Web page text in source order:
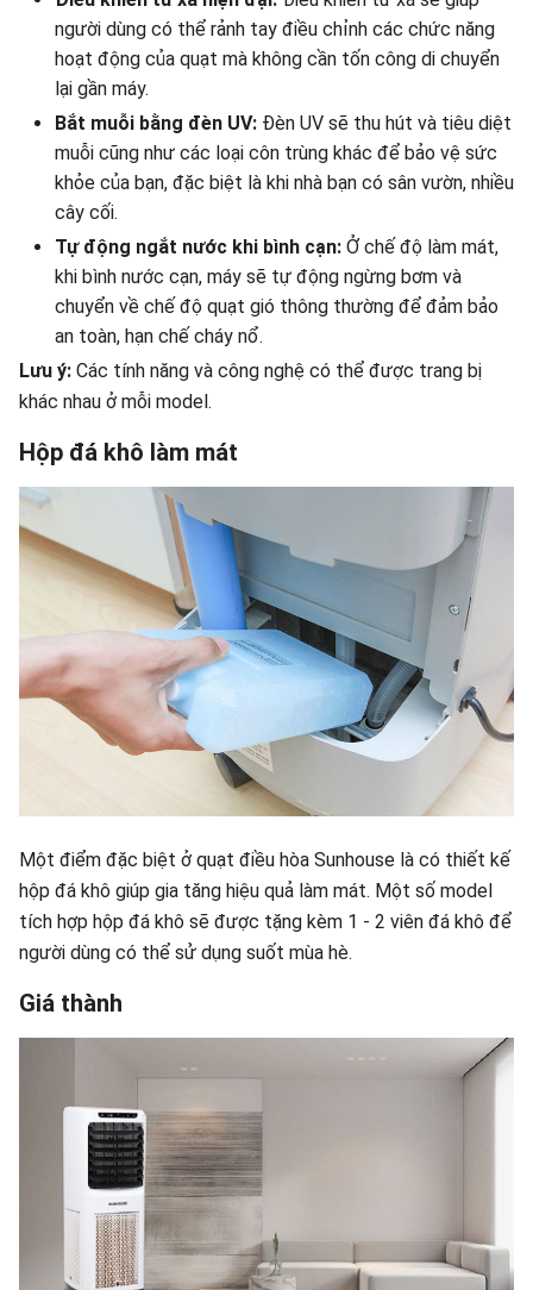
người dùng có thể rảnh tay điều chỉnh các chức năng
hoạt động của quạt mà không cần tốn công di chuyển
lại gần máy.
Bắt muỗi bằng đèn UV: Đèn UV sẽ thu hút và tiêu diệt
muỗi cũng như các loại côn trùng khác để bảo vệ sức
khỏe của bạn, đặc biệt là khi nhà bạn có sân vườn, nhiều
cây cối.
Tự động ngắt nước khi bình cạn: Ở chế độ làm mát,
khi bình nước cạn, máy sẽ tự động ngừng bơm và
chuyển về chế độ quạt gió thông thường để đảm bảo
an toàn, hạn chế cháy nổ.
Lưu ý: Các tính năng và công nghệ có thể được trang bị
khác nhau ở mỗi model.
Hộp đá khô làm mát
Một điểm đặc biệt ở quạt điều hòa Sunhouse là có thiết kế
hộp đá khô giúp gia tăng hiệu quả làm mát. Một số model
tích hợp hộp đá khô sẽ được tặng kèm 1 - 2 viên đá khô để
người dùng có thể sử dụng suốt mùa hè.
Giá thành